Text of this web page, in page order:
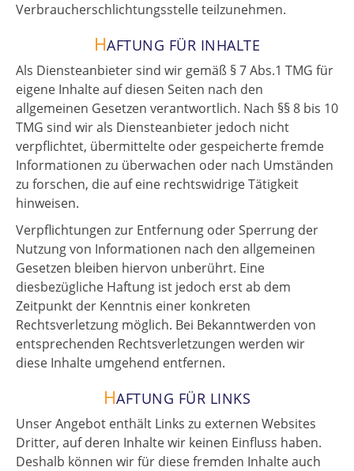
Verbraucherschlichtungsstelle teilzunehmen.
HAFTUNG FÜR INHALTE
Als Diensteanbieter sind wir gemäß § 7 Abs.1 TMG für
eigene Inhalte auf diesen Seiten nach den
allgemeinen Gesetzen verantwortlich. Nach §§ 8 bis 10
TMG sind wir als Diensteanbieter jedoch nicht
verpflichtet, übermittelte oder gespeicherte fremde
Informationen zu überwachen oder nach Umständen
zu forschen, die auf eine rechtswidrige Tätigkeit
hinweisen.
Verpflichtungen zur Entfernung oder Sperrung der
Nutzung von Informationen nach den allgemeinen
Gesetzen bleiben hiervon unberührt. Eine
diesbezügliche Haftung ist jedoch erst ab dem
Zeitpunkt der Kenntnis einer konkreten
Rechtsverletzung möglich. Bei Bekanntwerden von
entsprechenden Rechtsverletzungen werden wir
diese Inhalte umgehend entfernen.
HAFTUNG FÜR LINKS
Unser Angebot enthält Links zu externen Websites
Dritter, auf deren Inhalte wir keinen Einfluss haben.
Deshalb können wir für diese fremden Inhalte auch